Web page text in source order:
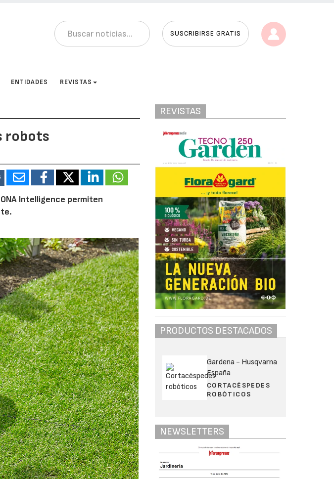
SUSCRIBIRSE GRATIS
ENTIDADES REVISTAS
robots
Intelligence permiten
REVISTAS
PRODUCTOS DESTACADOS
Gardena - Husqvarna
España
CORTACÉSPEDES
ROBÓTICOS
NEWSLETTERS